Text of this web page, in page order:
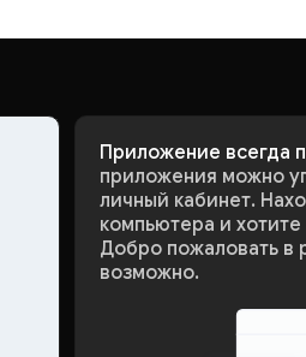
Приложение всегда
приложения можно
личный кабинет.
компьютера и
Добро пожаловать в
возможно.